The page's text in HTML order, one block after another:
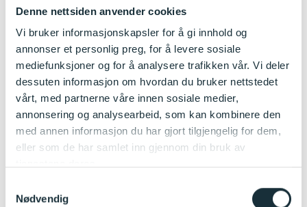
Denne nettsiden anvender cookies
Vi bruker informasjonskapsler for å gi innhold og
annonser et personlig preg, for å levere sosiale
mediefunksjoner og for å analysere trafikken vår. Vi deler
dessuten informasjon om hvordan du bruker nettstedet
vårt, med partnerne våre innen sosiale medier,
annonsering og analysearbeid, som kan kombinere den
med annen informasjon du har gjort tilgjengelig for dem,
eller som de har samlet inn gjennom din bruk av
Nødvendig
Sikkerhet/HMS
Sikkerhet i barnehagen
Barnehagen har et grundig og velfungerende
HMS‑system, inkludert avvikshåndtering og en aktiv
følges opp gjennom hele året.